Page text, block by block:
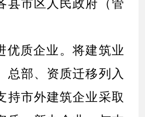
县市区人民政府（管
质企业。 将建筑业
总部、资质迁移列入
持市外建筑企业采取